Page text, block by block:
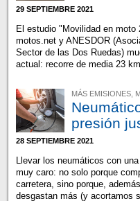
29 SEPTIEMBRE 2021
El estudio "Movilidad en moto
motos.net y ANESDOR
Sector de las Dos Ruedas)
actual: recorre de media 23
MÁS EMISIONES,
presión
28 SEPTIEMBRE 2021
Llevar los neumáticos con
muy caro: no solo porque
carretera, sino porque,
desgastan más (y acortamos